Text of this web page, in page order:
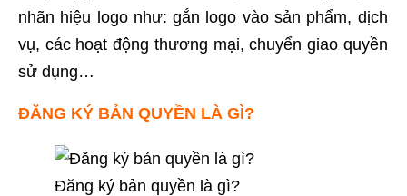
nhãn hiệu logo như: gắn logo vào sản phẩm, dịch
vụ, các hoạt động thương mại, chuyển giao quyền
sử dụng…
ĐĂNG KÝ BẢN QUYỀN LÀ GÌ?
Đăng ký bản quyền là gì?